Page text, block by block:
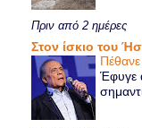
Πριν από 2 ημέρες
Στον ίσκιο του
Έφυγε